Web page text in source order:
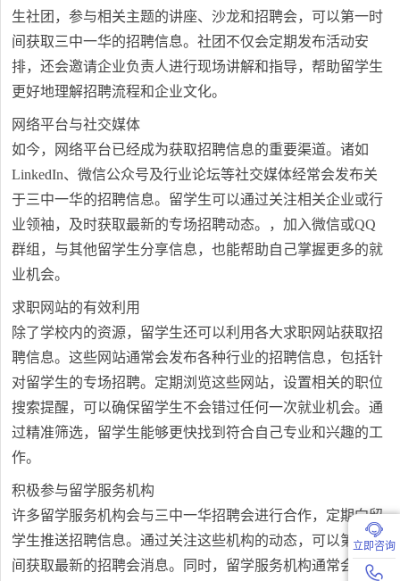
生社团，参与相关主题的讲座、沙龙和招聘会，可以第一时
间获取三中一华的招聘信息。社团不仅会定期发布活动安
排，还会邀请企业负责人进行现场讲解和指导，帮助留学生
更好地理解招聘流程和企业文化。
网络平台与社交媒体
如今，网络平台已经成为获取招聘信息的重要渠道。诸如
LinkedIn、微信公众号及行业论坛等社交媒体经常会发布关
于三中一华的招聘信息。留学生可以通过关注相关企业或行
业领袖，及时获取最新的专场招聘动态。，加入微信或QQ
群组，与其他留学生分享信息，也能帮助自己掌握更多的就
业机会。
求职网站的有效利用
除了学校内的资源，留学生还可以利用各大求职网站获取招
聘信息。这些网站通常会发布各种行业的招聘信息，包括针
对留学生的专场招聘。定期浏览这些网站，设置相关的职位
搜索提醒，可以确保留学生不会错过任何一次就业机会。通
过精准筛选，留学生能够更快找到符合自己专业和兴趣的工
作。
积极参与留学服务机构
许多留学服务机构会与三中一华招聘会进行合作，定期向留
学生推送招聘信息。通过关注这些机构的动态，可以第一时
间获取最新的招聘会消息。同时，留学服务机构通常会提供
立即咨询